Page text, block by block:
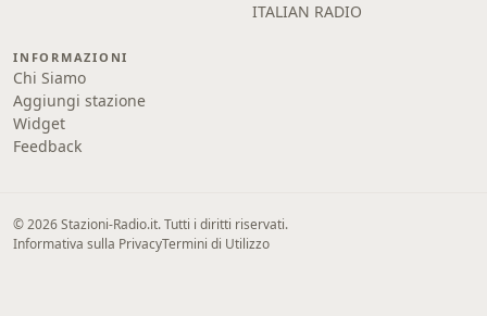
ITALIAN RADIO
INFORMAZIONI
Chi Siamo
Aggiungi stazione
Widget
Feedback
© 2026 Stazioni-Radio.it. Tutti i diritti riservati.
Informativa sulla PrivacyTermini di Utilizzo